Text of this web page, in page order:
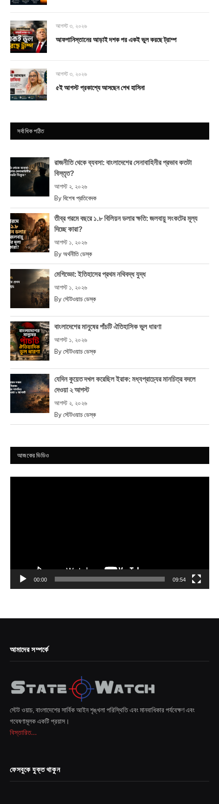
আগস্ট ৩, ২০২৬
আফগানিস্তানের আড়াই দশক পর একই ভুল করছে ট্রাম্প
আগস্ট ৩, ২০২৬
৫ই আগস্ট প্রকাশ্যে আসছেন শেখ হাসিনা
সর্বাধিক পঠিত
রাজনীতি থেকে ব্যবসা: বাংলাদেশের সেনাবাহিনীর প্রভাব কতটা
বিস্তৃত?
আগস্ট ২, ২০২৬
By বিশেষ প্রতিবেদক
তীব্র গরমে বছরে ১.৮ বিলিয়ন ডলার ক্ষতি: জলবায়ু সংকটের মূল্য
দিচ্ছে কারা?
আগস্ট ১, ২০২৬
By অর্থনীতি ডেস্ক
মেগিড্ডো: ইতিহাসের প্রথম নথিবদ্ধ যুদ্ধ
আগস্ট ১, ২০২৬
By স্টেটওয়াচ ডেস্ক
বাংলাদেশের মানুষের পাঁচটি ঐতিহাসিক ভুল ধারণা
আগস্ট ১, ২০২৬
By স্টেটওয়াচ ডেস্ক
যেদিন কুয়েত দখল করেছিল ইরাক: মধ্যপ্রাচ্যের মানচিত্র বদলে
দেওয়া ২ আগস্ট
আগস্ট ২, ২০২৬
By স্টেটওয়াচ ডেস্ক
আজকের ভিডিও
00:00 09:54
আমাদের সম্পর্কে
স্টেট ওয়াচ, বাংলাদেশের সার্বিক আইন শৃঙ্খলা পরিস্থিতি এবং মানবাধিকার পর্যবেক্ষণ এবং
গবেষণামূলক একটি প্রয়াস।
বিস্তারিত...
ফেসবুকে যুক্ত থাকুন